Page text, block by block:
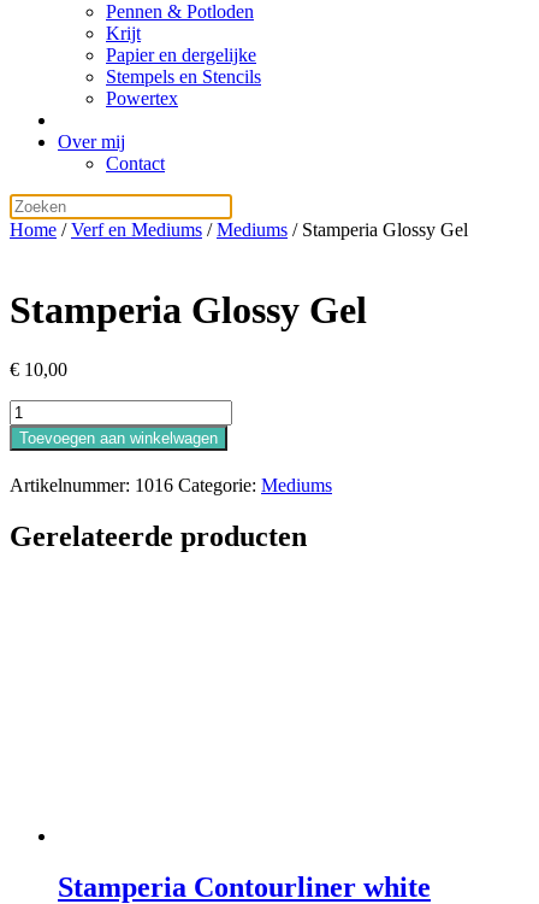
Pennen & Potloden
Krijt
Papier en dergelijke
Stempels en Stencils
Powertex
Over mij
Contact
Home /Verf en Mediums /Mediums / Stamperia Glossy Gel
Stamperia Glossy Gel
€ 10,00
Stamperia
Glossy
Gel
aantal
Toevoegen aan winkelwagen
Artikelnummer: 1016 Categorie: Mediums
Gerelateerde producten
Stamperia Contourliner white